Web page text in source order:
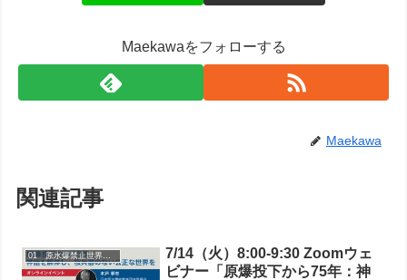
Maekawaをフォローする
Maekawa
関連記事
01 原水爆禁止世界大会
7/14（火）8:00-9:30 Zoomウェ
ビナー「原爆投下から75年：神